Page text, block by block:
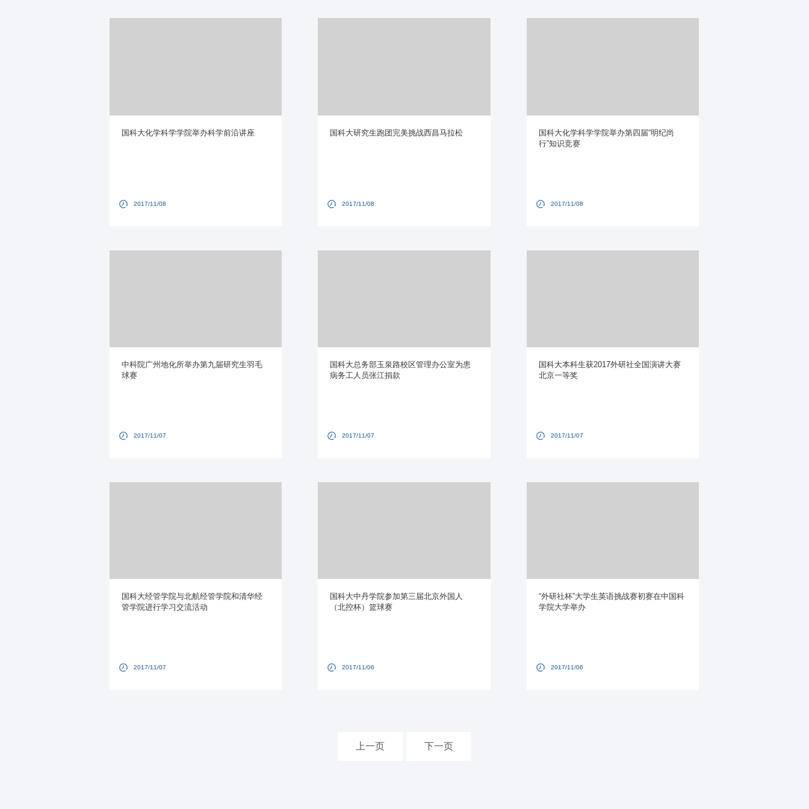
国科大化学科学学院举办科学前沿讲座
2017/11/08
国科大研究生跑团完美挑战西昌马拉松
2017/11/08
国科大化学科学学院举办第四届“明纪尚
行”知识竞赛
2017/11/08
中科院广州地化所举办第九届研究生羽毛
球赛
2017/11/07
国科大总务部玉泉路校区管理办公室为患
病务工人员张江捐款
2017/11/07
国科大本科生获2017外研社全国演讲大赛
北京一等奖
2017/11/07
国科大经管学院与北航经管学院和清华经
管学院进行学习交流活动
2017/11/07
国科大中丹学院参加第三届北京外国人
（北控杯）篮球赛
2017/11/06
“外研社杯”大学生英语挑战赛初赛在中国科
学院大学举办
2017/11/06
上一页 下一页